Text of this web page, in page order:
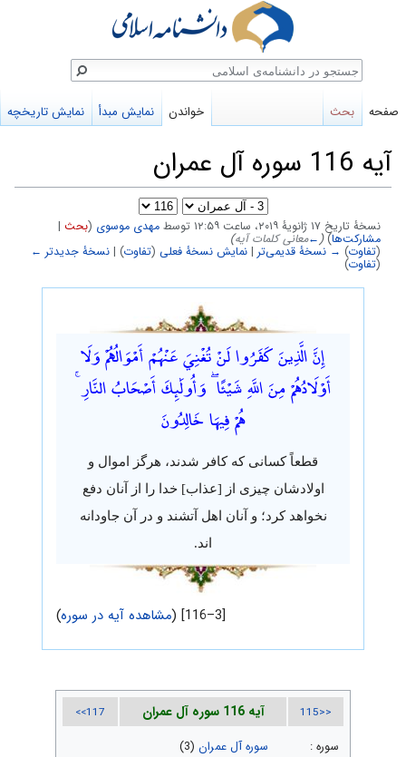
آیه 116 سوره آل عمران
نسخهٔ تاریخ ‏۱۷ ژانویهٔ ۲۰۱۹، ساعت ۱۲:۵۹ توسط مهدی موسوی (بحث |
مشارکت‌ها)
(
←معانی کلمات آیه)
(تفاوت) → نسخهٔ قدیمی‌تر|نمایش نسخهٔ فعلی (تفاوت) |نسخهٔ جدیدتر ←
(تفاوت)
إِنَّ الَّذِينَ كَفَرُوا لَنْ تُغْنِيَ عَنْهُمْ أَمْوَالُهُمْ وَلَا
أَوْلَادُهُمْ مِنَ اللَّهِ شَيْئًا ۖ وَأُولَٰئِكَ أَصْحَابُ النَّارِ ۚ
هُمْ فِيهَا خَالِدُونَ
قطعاً کسانی که کافر شدند، هرگز اموال و
اولادشان چیزی از [عذاب] خدا را از آنان دفع
نخواهد کرد؛ و آنان اهل آتشند و در آن جاودانه
اند.
[3–116] ( مشاهده آیه در سوره)
<<115 آیه 116 سوره آل عمران 117>>
سوره : سوره آل عمران (3)
صفحه بحث خواندن نمایش مبدأ نمایش تاریخچه
جستجو